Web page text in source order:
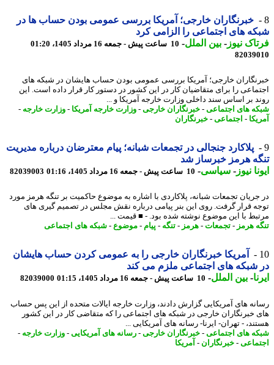
خبرنگاران خارجی؛ آمریکا بررسی عمومی بودن حساب ها در
های اجتماعی را الزامی کرد
نیوز-بین الملل-10 ساعت پیش - جمعه 16 مرداد 1405، 01:20
خارجی؛ آمریکا بررسی عمومی بودن حساب هایشان در شبکه های
را برای متقاضیان کار در این کشور در دستور کار قرار داده است. این
بر اساس سند داخلی وزارت خارجه آمریکا و ...
های اجتماعی-خبرنگاران خارجی-وزارت خارجه آمریکا- وزارت خارجه-
- اجتماعی-خبرنگاران
پلاکارد جنجالی در تجمعات شبانه؛ پیام معترضان درباره مدیریت
هرمز خبرساز شد
نیوز-سیاسی-10 ساعت پیش - جمعه 16 مرداد 1405، 01:16 82039003
تجمعات شبانه، پلاکاردی با اشاره به موضوع حاکمیت بر تنگه هرمز مورد
قرار گرفت. روی این بنر پیامی درباره نقش مجلس در تصمیم گیری های
با این موضوع نوشته شده بود. - ■ قیمت ...
هرمز- تجمعات-هرمز- تنگه -پیام-موضوع-شبکه های اجتماعی
آمریکا خبرنگاران خارجی را به عمومی کردن حساب هایشان
شبکه های اجتماعی ملزم می کند
-بین الملل-10 ساعت پیش - جمعه 16 مرداد 1405، 01:15 82039000
های آمریکایی گزارش دادند، وزارت خارجه ایالات متحده از این پس حساب
خبرنگاران خارجی در شبکه های اجتماعی را که متقاضی کار در این کشور
- تهران- ایرنا- رسانه های آمریکایی ...
های اجتماعی-خبرنگاران خارجی-رسانه های آمریکایی-وزارت خارجه-
-خبرنگاران- آمریکا